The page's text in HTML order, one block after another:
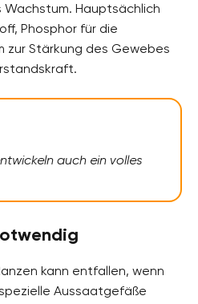
Hauptsächlich
Phosphor für die
zur Stärkung des Gewebes
auch ein volles
kann entfallen, wenn
Aussaatgefäße